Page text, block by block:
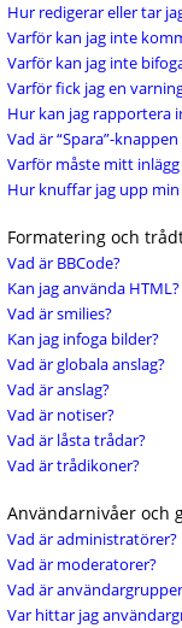
Hur redigerar eller tar
Varför kan jag inte
Varför kan jag inte
Varför fick jag en
Hur kan jag rapportera
Vad är “Spara”-
Varför måste mitt
Hur knuffar jag upp
Formatering och
Vad är BBCode?
Kan jag använda HTML?
Vad är smilies?
Kan jag infoga bilder?
Vad är globala anslag?
Vad är anslag?
Vad är notiser?
Vad är låsta trådar?
Vad är trådikoner?
Användarnivåer och
Vad är administratörer?
Vad är moderatorer?
Vad är
Var hittar jag